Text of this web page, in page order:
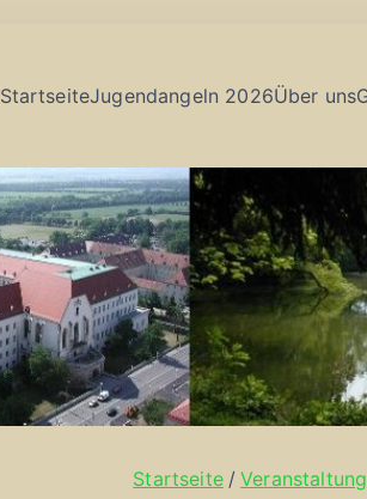
StartseiteJugendangeln 2026Über uns
Startseite